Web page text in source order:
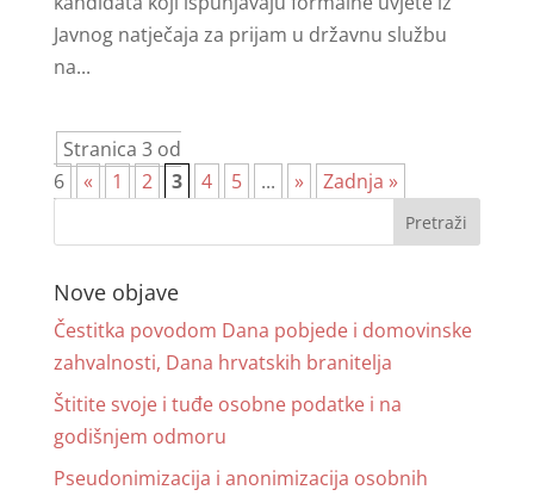
Javnog natječaja za prijam u državnu službu
na...
Stranica 3 od
6
« 1 2 3 4 5 ... » Zadnja »
Nove objave
Čestitka povodom Dana pobjede i domovinske
zahvalnosti, Dana hrvatskih branitelja
Štitite svoje i tuđe osobne podatke i na
godišnjem odmoru
Pseudonimizacija i anonimizacija osobnih